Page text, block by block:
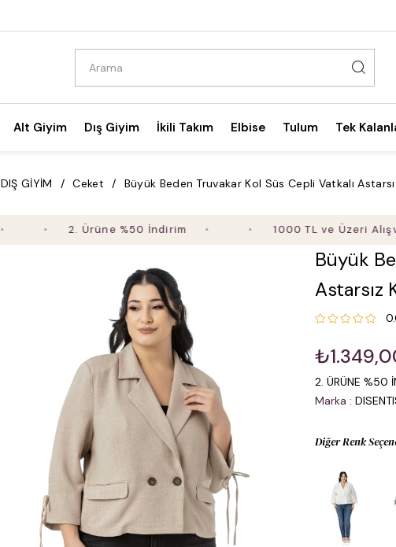
Alt Giyim Dış Giyim İkili Takım Elbise Tulum Tek
DIŞ GİYİM Ceket Büyük Beden Truvakar Kol Süs Cepli Vatkalı
2. Ürüne %50 İndirim 1000 TL ve Üzeri
Büyük
Astarsız
2. ÜRÜNE %50
Marka :
Diğer Renk